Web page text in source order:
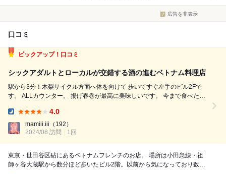
広告を非表示
口コミ
ピックアップ！口コミ
シックアダルトとローカルが交錯する酒の進むベトナム料理店
駅から3分！木梨サイクル方面へ体を向けて 歩いてすぐ左手のビル2Fで
す。 ALLカウンター。 揚げ春巻が最高に美味しいです。 今まで食べたベ
こです。 注文品は以下の通り！ ①カンパチとグレープフルーツのカル
パ...
4.0
mamiii.iii （192）
2024/08 訪問
1回
東京・世田谷区砧にあるベトナムフレンチのお店。 場所は小田急線・祖
師ヶ谷大蔵駅から数分ほど歩いたビル2階。以前から気になっており数回